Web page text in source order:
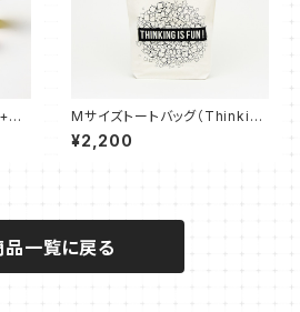
Mサイズトートバッグ（Thinking
is Fun!）
¥2,200
品一覧に戻る